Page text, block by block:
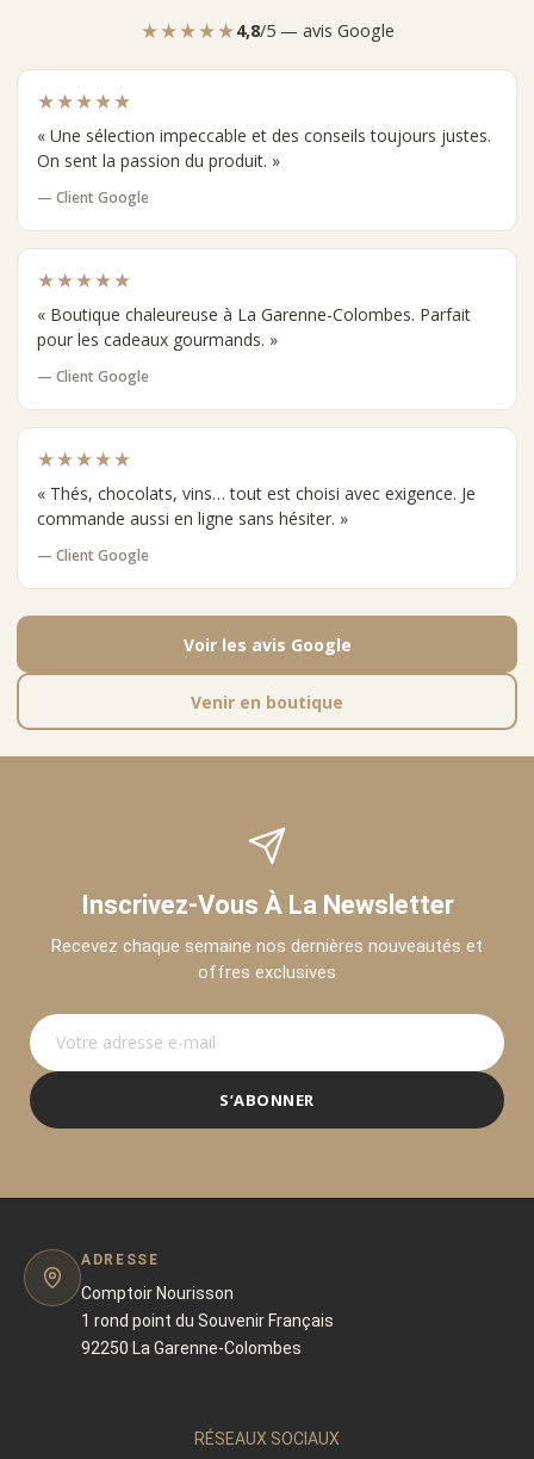
n'hésitez pas à nous contacter (en langue française ou
mentionnant le produit en objet de votre email)
- Par téléphone : 01 47 81 07 89
Vous pouvez gérer vos données personnelles sur la page "Mon
★★★★★4,8/5 — avis Google
★★★★★
« Une sélection impeccable et des conseils toujours justes.
On sent la passion du produit. »
— Client Google
★★★★★
« Boutique chaleureuse à La Garenne-Colombes. Parfait
pour les cadeaux gourmands. »
— Client Google
★★★★★
« Thés, chocolats, vins… tout est choisi avec exigence. Je
commande aussi en ligne sans hésiter. »
— Client Google
Voir les avis Google
Venir en boutique
Inscrivez-Vous À La Newsletter
Recevez chaque semaine nos dernières nouveautés et
offres exclusives
S’ABONNER
ADRESSE
Comptoir Nourisson
1 rond point du Souvenir Français
92250 La Garenne-Colombes
RÉSEAUX SOCIAUX